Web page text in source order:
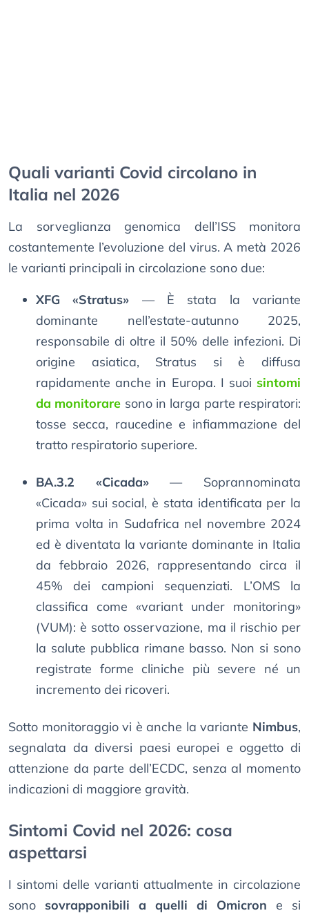
Quali varianti Covid circolano in
Italia nel 2026
La sorveglianza genomica dell’ISS monitora
costantemente l’evoluzione del virus. A metà 2026
le varianti principali in circolazione sono due:
XFG «Stratus» — È stata la variante
dominante nell’estate-autunno 2025,
responsabile di oltre il 50% delle infezioni. Di
origine asiatica, Stratus si è diffusa
rapidamente anche in Europa. I suoi sintomi
da monitorare sono in larga parte respiratori:
tosse secca, raucedine e infiammazione del
tratto respiratorio superiore.
BA.3.2 «Cicada»— Soprannominata
«Cicada» sui social, è stata identificata per la
prima volta in Sudafrica nel novembre 2024
ed è diventata la variante dominante in Italia
da febbraio 2026, rappresentando circa il
45% dei campioni sequenziati. L’OMS la
classifica come «variant under monitoring»
(VUM): è sotto osservazione, ma il rischio per
la salute pubblica rimane basso. Non si sono
registrate forme cliniche più severe né un
incremento dei ricoveri.
Sotto monitoraggio vi è anche la variante Nimbus,
segnalata da diversi paesi europei e oggetto di
attenzione da parte dell’ECDC, senza al momento
indicazioni di maggiore gravità.
Sintomi Covid nel 2026: cosa
aspettarsi
I sintomi delle varianti attualmente in circolazione
sono sovrapponibili a quelli di Omicron e si